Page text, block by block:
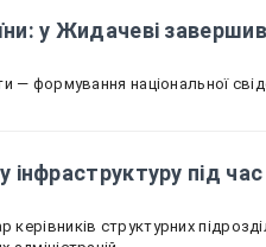
у Жидачеві
— формування національної
під час
структурних